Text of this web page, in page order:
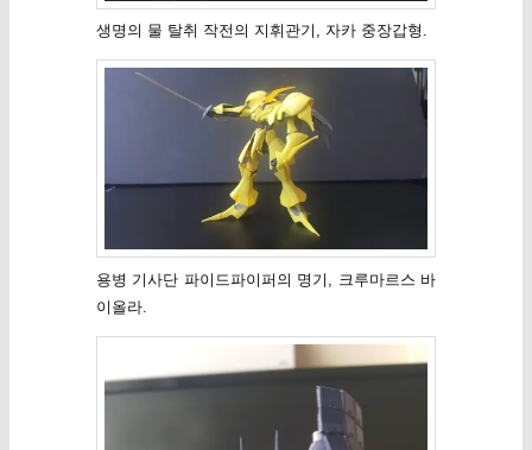
생명의 물 탈취 작전의 지휘관기, 자카 중장갑형.
용병 기사단 파이드파이퍼의 명기, 크루마르스 바
이올라.